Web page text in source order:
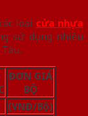
loại cửa nhựa
sử dụng nhiều
ĐƠN GIÁ
BỘ
(VNĐ/Bộ)